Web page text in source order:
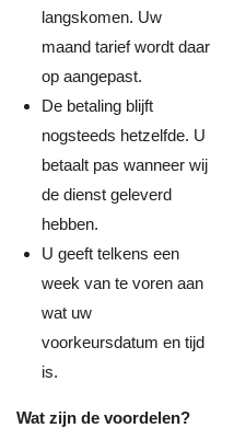
langskomen. Uw
maand tarief wordt daar
op aangepast.
De betaling blijft
nogsteeds hetzelfde. U
betaalt pas wanneer wij
de dienst geleverd
hebben.
U geeft telkens een
week van te voren aan
wat uw
voorkeursdatum en tijd
is.
Wat zijn de voordelen?